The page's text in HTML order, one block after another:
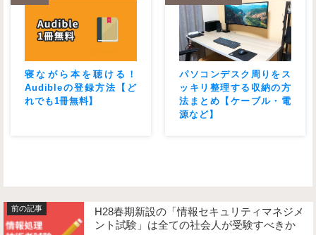
寝ながら本を聴ける！
Audibleの登録方法【ど
れでも1冊無料】
パソコンデスク周りをス
ッキリ整理する収納の方
法まとめ【ケーブル・電
源など】
H28春期新設の「情報セキュリティマネジメ
ント試験」は全ての社会人が受験すべきか